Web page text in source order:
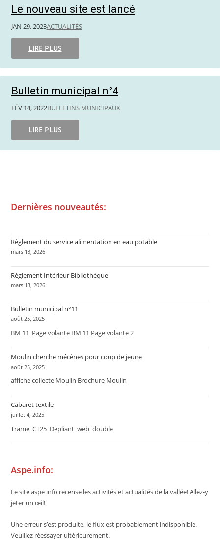
Le nouveau site est lancé
JAN 29, 2023ACTUALITÉS
LIRE PLUS
Bulletin municipal n°4
FÉV 14, 2022BULLETINS MUNICIPAUX
LIRE PLUS
Dernières nouveautés:
Règlement du service alimentation en eau potable
mars 13, 2026
Règlement Intérieur Bibliothèque
mars 13, 2026
Bulletin municipal n°11
août 25, 2025
BM 11 Page volante BM 11 Page volante 2
Moulin cherche mécènes pour coup de jeune
août 25, 2025
affiche collecte Moulin Brochure Moulin
Cabaret textile
juillet 4, 2025
Trame_CT25_Depliant_web_double
Aspe.info:
Le site aspe info recense les activités et actualités de la vallée! Allez-y
jeter un œil!
Une erreur s’est produite, le flux est probablement indisponible.
Veuillez réessayer ultérieurement.